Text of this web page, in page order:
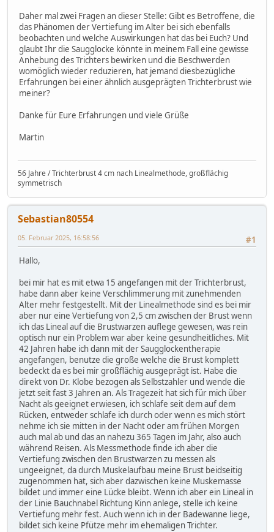
Daher mal zwei Fragen an dieser Stelle: Gibt es Betroffene, die
das Phänomen der Vertiefung im Alter bei sich ebenfalls
beobachten und welche Auswirkungen hat das bei Euch? Und
glaubt Ihr die Saugglocke könnte in meinem Fall eine gewisse
Anhebung des Trichters bewirken und die Beschwerden
womöglich wieder reduzieren, hat jemand diesbezügliche
Erfahrungen bei einer ähnlich ausgeprägten Trichterbrust wie
meiner?
Danke für Eure Erfahrungen und viele Grüße
Martin
56 Jahre / Trichterbrust 4 cm nach Linealmethode, großflächig
symmetrisch
Sebastian80554
#1
05. Februar 2025, 16:58:56
Hallo,
bei mir hat es mit etwa 15 angefangen mit der Trichterbrust,
habe dann aber keine Verschlimmerung mit zunehmenden
Alter mehr festgestellt. Mit der Linealmethode sind es bei mir
aber nur eine Vertiefung von 2,5 cm zwischen der Brust wenn
ich das Lineal auf die Brustwarzen auflege gewesen, was rein
optisch nur ein Problem war aber keine gesundheitliches. Mit
42 Jahren habe ich dann mit der Saugglockentherapie
angefangen, benutze die große welche die Brust komplett
bedeckt da es bei mir großflächig ausgeprägt ist. Habe die
direkt von Dr. Klobe bezogen als Selbstzahler und wende die
jetzt seit fast 3 Jahren an. Als Tragezeit hat sich für mich über
Nacht als geeignet erwiesen, ich schlafe seit dem auf dem
Rücken, entweder schlafe ich durch oder wenn es mich stört
nehme ich sie mitten in der Nacht oder am frühen Morgen
auch mal ab und das an nahezu 365 Tagen im Jahr, also auch
während Reisen. Als Messmethode finde ich aber die
Vertiefung zwischen den Brustwarzen zu messen als
ungeeignet, da durch Muskelaufbau meine Brust beidseitig
zugenommen hat, sich aber dazwischen keine Muskemasse
bildet und immer eine Lücke bleibt. Wenn ich aber ein Lineal in
der Linie Bauchnabel Richtung Kinn anlege, stelle ich keine
Vertiefung mehr fest. Auch wenn ich in der Badewanne liege,
bildet sich keine Pfütze mehr im ehemaligen Trichter.